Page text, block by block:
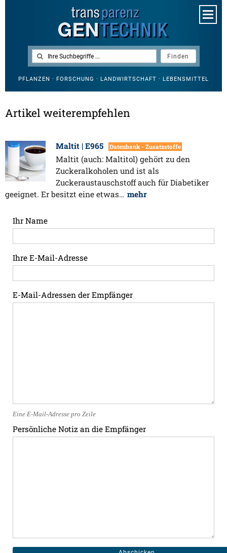
PFLANZEN · FORSCHUNG · LANDWIRTSCHAFT · LEBENSMITTEL
Artikel weiterempfehlen
Maltit | E965 Datenbank - Zusatzstoffe
Maltit (auch: Maltitol) gehört zu den
Zuckeralkoholen und ist als
Zuckeraustauschstoff auch für Diabetiker
geeignet. Er besitzt eine etwas… mehr
Ihr Name
Ihre E-Mail-Adresse
E-Mail-Adressen der Empfänger
Eine E-Mail-Adresse pro Zeile
Persönliche Notiz an die Empfänger